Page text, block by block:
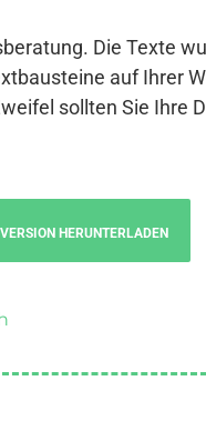
Die Texte
auf Ihrer
sollten Sie Ihre
HERUNTERLADEN